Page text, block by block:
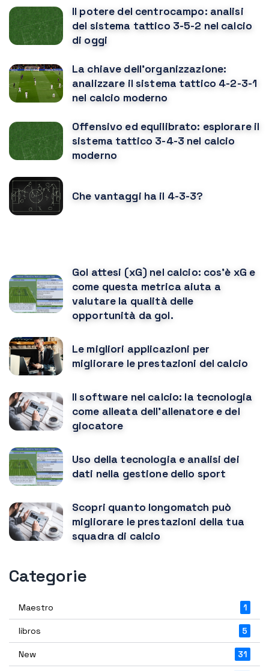
Il potere del centrocampo: analisi
del sistema tattico 3-5-2 nel calcio
di oggi
La chiave dell'organizzazione:
analizzare il sistema tattico 4-2-3-1
nel calcio moderno
Offensivo ed equilibrato: esplorare il
sistema tattico 3-4-3 nel calcio
moderno
Che vantaggi ha il 4-3-3?
Gol attesi (xG) nel calcio: cos'è xG e
come questa metrica aiuta a
valutare la qualità delle
opportunità da gol.
Le migliori applicazioni per
migliorare le prestazioni del calcio
Il software nel calcio: la tecnologia
come alleata dell'allenatore e del
giocatore
Uso della tecnologia e analisi dei
dati nella gestione dello sport
Scopri quanto longomatch può
migliorare le prestazioni della tua
squadra di calcio
Categorie
Maestro 1
libros 5
New 31